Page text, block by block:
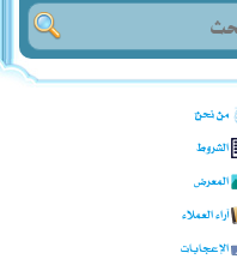
من نحن؟
الشروط
المعرض
آراء العملاء
الإعجابات